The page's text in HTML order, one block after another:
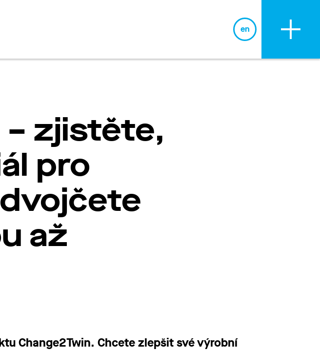
BLOG
en
zjistěte,
pro
až
Change2Twin. Chcete zlepšit své výrobní